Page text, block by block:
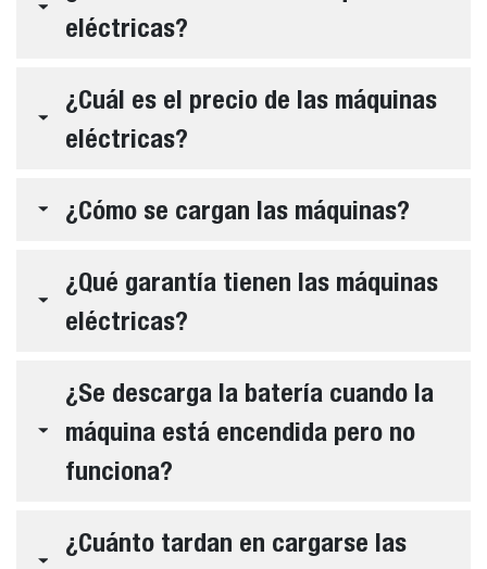
eléctricas?
¿Cuál es el precio de las máquinas
eléctricas?
¿Cómo se cargan las máquinas?
¿Qué garantía tienen las máquinas
eléctricas?
¿Se descarga la batería cuando la
máquina está encendida pero no
funciona?
¿Cuánto tardan en cargarse las